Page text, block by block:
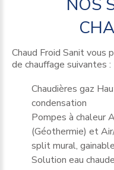
Chaud Froid Sanit
de chauffage suivantes :
Chaudières gaz
condensation
Pompes à chaleur
(Géothermie) et
split mural,
Solution eau